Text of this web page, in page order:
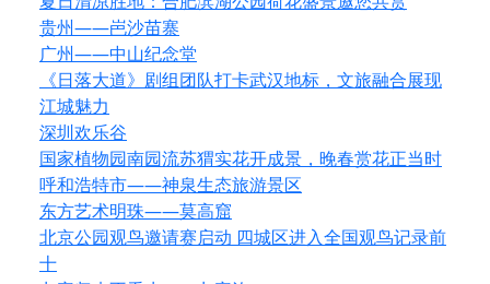
贵州——岜沙苗寨
广州——中山纪念堂
《日落大道》剧组团队打卡武汉地标，文旅融合展现
江城魅力
深圳欢乐谷
国家植物园南园流苏猬实花开成景，晚春赏花正当时
呼和浩特市——神泉生态旅游景区
东方艺术明珠——莫高窟
北京公园观鸟邀请赛启动 四城区进入全国观鸟记录前
十